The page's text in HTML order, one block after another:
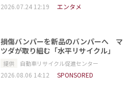
2026.07.24 12:19 エンタメ
損傷バンパーを新品のバンパーへ マ
ツダが取り組む「水平リサイクル」
提供 自動車リサイクル促進センター
2026.08.06 14:12 SPONSORED